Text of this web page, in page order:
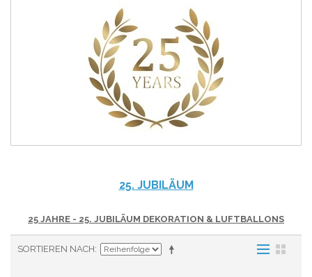
25. JUBILÄUM
25 JAHRE - 25. JUBILÄUM DEKORATION & LUFTBALLONS
SORTIEREN NACH